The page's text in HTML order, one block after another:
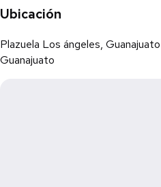
Ubicación
Plazuela Los ángeles,
Guanajuato